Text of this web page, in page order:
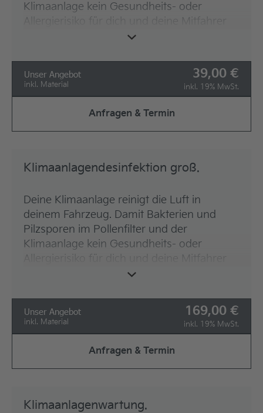
Klimaanlage kein Gesundheits- oder
Allergierisiko für dich und deine Mitfahrer
werden, empfehlen wir eine
Unsere Leistungen für dich:
Begutachtung des Innenraumfilters*
Beseitigung unangenehmer Gerüche
aus der Klimaanlage
Innenraumfilters wird dieser separat
berechnet.
Unser Angebot
inkl. Material
39,00
inkl. 19% MwSt.
Anfragen & Termin
Klimaanlagendesinfektion groß.
Deine Klimaanlage reinigt die Luft in
deinem Fahrzeug. Damit Bakterien und
Pilzsporen im Pollenfilter und der
Klimaanlage kein Gesundheits- oder
Allergierisiko für dich und deine Mitfahrer
werden, empfehlen wir eine jährliche
Unsere Leistungen für dich:
Begutachtung des Innenraumfilters*
Reinigung und desinfizieren des
Verdampfers
Heizungsgehäuse werden desinfiziert
Unser Angebot
inkl. Material
169,00
inkl. 19% MwSt.
Anfragen & Termin
Klimaanlagenwartung.